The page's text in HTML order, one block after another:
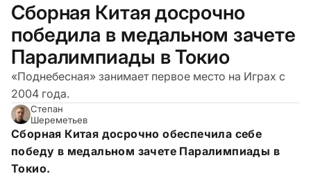
Сборная Китая досрочно
победила в медальном зачете
Паралимпиады в Токио
«Поднебесная» занимает первое место на Играх с
2004 года.
Степан
Шереметьев
Сборная Китая досрочно обеспечила себе
победу в медальном зачете Паралимпиады в
Токио.